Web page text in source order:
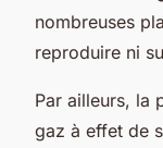
nombreuses
reproduire ni
Par ailleurs, la
gaz à effet de